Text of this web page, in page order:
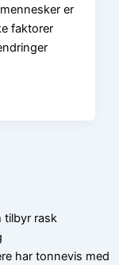
er
faktorer
tilbyr rask
har tonnevis med